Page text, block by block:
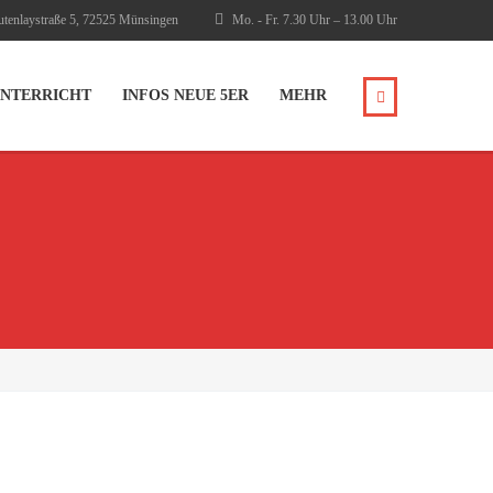
Mo. - Fr. 7.30 Uhr – 13.00 Uhr
5, 72525 Münsingen
INFOS NEUE 5ER MEHR